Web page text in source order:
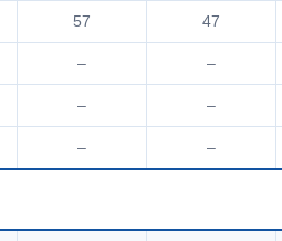
57 47
– –
– –
– –